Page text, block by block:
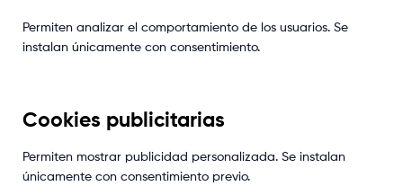
Permiten analizar el comportamiento de los usuarios. Se
instalan únicamente con consentimiento.
Cookies publicitarias
Permiten mostrar publicidad personalizada. Se instalan
únicamente con consentimiento previo.